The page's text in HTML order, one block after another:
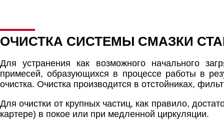
ОЧИСТКА СИСТЕМЫ СМАЗКИ
Для устранения как возможного начального
примесей, образующихся в процессе работы в
очистка. Очистка производится в отстойниках,
Для очистки от крупных частиц, как правило,
картере) в покое или при медленной циркуляции.